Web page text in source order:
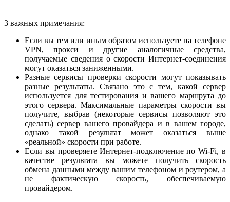
3 важных примечания:
Если вы тем или иным образом используете на телефоне
VPN, прокси и другие аналогичные средства,
получаемые сведения о скорости Интернет-соединения
могут оказаться заниженными.
Разные сервисы проверки скорости могут показывать
разные результаты. Связано это с тем, какой сервер
используется для тестирования и вашего маршрута до
этого сервера. Максимальные параметры скорости вы
получите, выбрав (некоторые сервисы позволяют это
сделать) сервер вашего провайдера и в вашем городе,
однако такой результат может оказаться выше
«реальной» скорости при работе.
Если вы проверяете Интернет-подключение по Wi-Fi, в
качестве результата вы можете получить скорость
обмена данными между вашим телефоном и роутером, а
не фактическую скорость, обеспечиваемую
провайдером.